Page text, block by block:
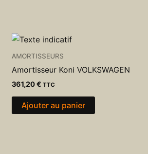
AMORTISSEURS
Amortisseur Koni VOLKSWAGEN
361,20€ TTC
Ajouter au panier